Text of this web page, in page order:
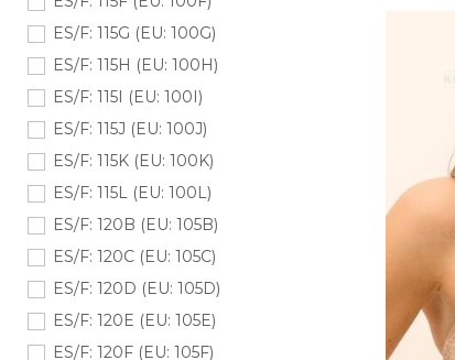
ES/F: 115G (EU: 100G)
ES/F: 115H (EU: 100H)
ES/F: 115I (EU: 100I)
ES/F: 115J (EU: 100J)
ES/F: 115K (EU: 100K)
ES/F: 115L (EU: 100L)
ES/F: 120B (EU: 105B)
ES/F: 120C (EU: 105C)
ES/F: 120D (EU: 105D)
ES/F: 120E (EU: 105E)
ES/F: 120F (EU: 105F)